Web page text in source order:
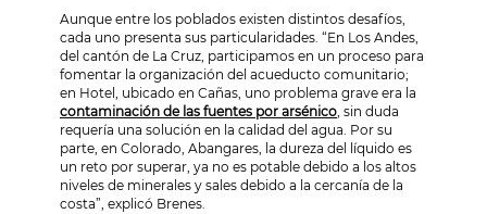
Aunque entre los poblados existen distintos desafíos,
cada uno presenta sus particularidades. “En Los Andes,
del cantón de La Cruz, participamos en un proceso para
fomentar la organización del acueducto comunitario;
en Hotel, ubicado en Cañas, uno problema grave era la
contaminación de las fuentes por arsénico, sin duda
requería una solución en la calidad del agua. Por su
parte, en Colorado, Abangares, la dureza del líquido es
un reto por superar, ya no es potable debido a los altos
niveles de minerales y sales debido a la cercanía de la
costa”, explicó Brenes.